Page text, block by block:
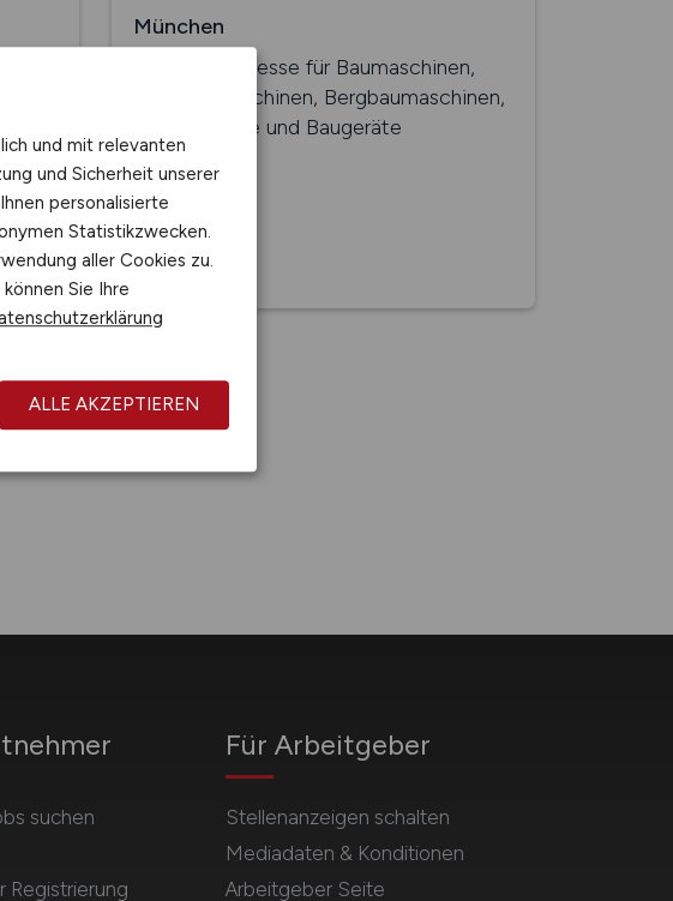
München
35. Weltleitmesse für Baumaschinen,
Baustoffmaschinen, Bergbaumaschinen,
Baufahrzeuge und Baugeräte
Vollständigkeit.
suchen
Registrierung
Für Arbeitgeber
Stellenanzeigen schalten
Mediadaten & Konditionen
Arbeitgeber Seite
und mit relevanten
und Sicherheit unserer
personalisierte
Statistikzwecken.
aller Cookies zu.
Sie Ihre
ALLE AKZEPTIEREN